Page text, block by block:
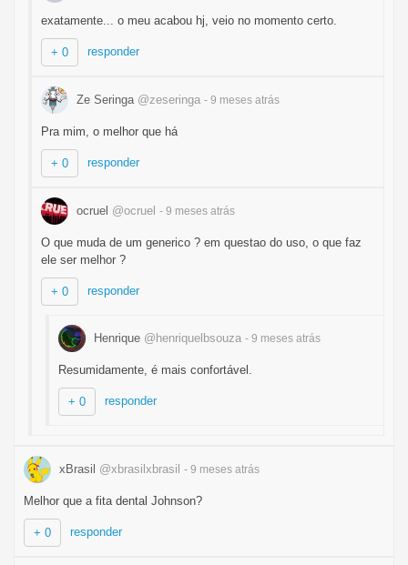
exatamente... o meu acabou hj, veio no momento certo.
+ 0 responder
Ze Seringa @zeseringa - 9 meses atrás
Pra mim, o melhor que há
+ 0 responder
ocruel @ocruel - 9 meses atrás
O que muda de um generico ? em questao do uso, o que faz
ele ser melhor ?
+ 0 responder
Henrique @henriquelbsouza - 9 meses atrás
Resumidamente, é mais confortável.
+ 0 responder
xBrasil @xbrasilxbrasil - 9 meses atrás
Melhor que a fita dental Johnson?
+ 0 responder